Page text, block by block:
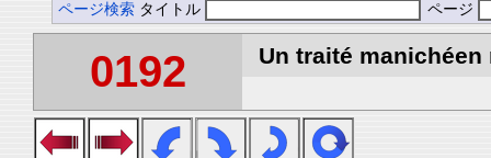
ページ検索 タイトル ページ
0192 Un traité